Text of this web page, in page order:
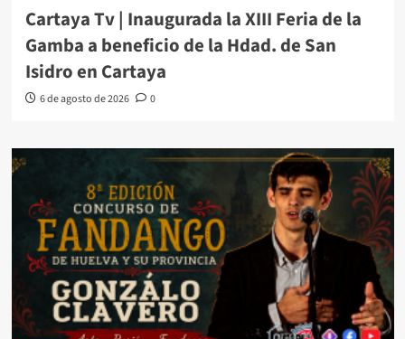
Cartaya Tv | Inaugurada la XIII Feria de la
Gamba a beneficio de la Hdad. de San
Isidro en Cartaya
6 de agosto de 2026 0